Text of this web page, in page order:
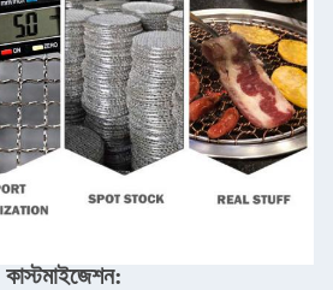
কাস্টমাইজেশন: